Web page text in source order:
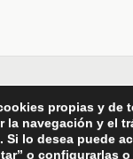
propias y de
la navegación y el
lo desea puede
o configurarlas